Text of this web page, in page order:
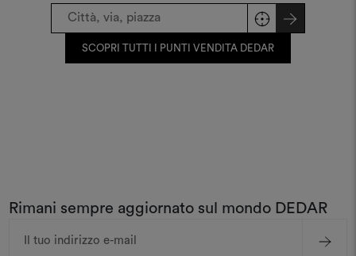
SCOPRI TUTTI I PUNTI VENDITA DEDAR
Rimani sempre aggiornato sul mondo DEDAR